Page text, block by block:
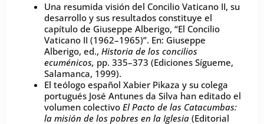
Una resumida visión del Concilio Vaticano II, su
desarrollo y sus resultados constituye el
capítulo de Giuseppe Alberigo, “El Concilio
Vaticano II (1962–1965)”. En: Giuseppe
Alberigo, ed., Historia de los concilios
ecuménicos, pp. 335–373 (Ediciones Sígueme,
Salamanca, 1999).
El teólogo español Xabier Pikaza y su colega
portugués José Antunes da Silva han editado el
volumen colectivo El Pacto de las Catacumbas:
la misión de los pobres en la Iglesia (Editorial